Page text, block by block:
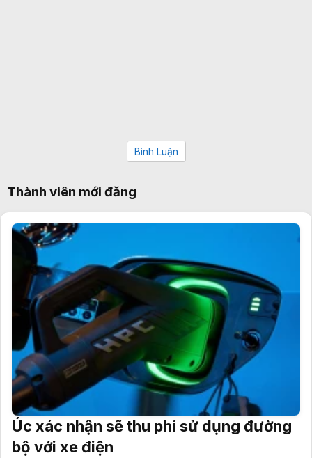
Bình Luận
Thành viên mới đăng
Úc xác nhận sẽ thu phí sử dụng đường
bộ với xe điện